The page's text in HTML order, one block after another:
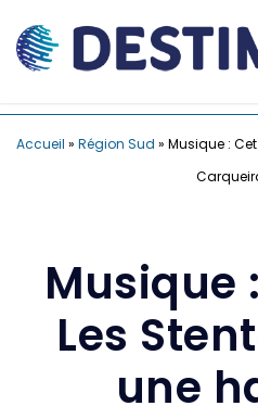
Accueil » Région Sud » Musique :
Musique
Les
une